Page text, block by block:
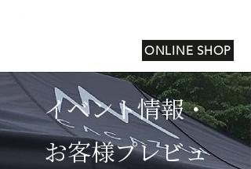
ONLINE SHOP
イベント情報・
お客様プレビュ